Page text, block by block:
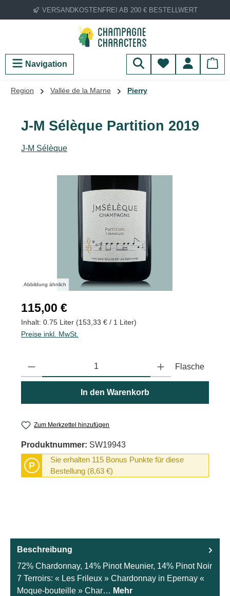
Zum Hauptinhalt springen
VERSANDKOSTENFREI AB 200 € BESTELLWERT
Navigation Du hast 0
Region Vallée de la Marne Pierry
J-M Sélèque Partition 2019
J-M Sélèque
Bildergalerie überspringen
Abbildung ähnlich
Regulärer Preis:
115,00 €
Inhalt: 0.75 Liter (153,33 € / 1 Liter)
Preise inkl. MwSt.
Produkt Anzahl: Gib den gewünschten Wert ein oder benutze
Flasche
In den Warenkorb
Zum Merkzettel hinzufügen
Produktnummer: SW19943
P
Sie erhalten 115 Bonus Punkte für diese
Bestellung (8,63 €)
Beschreibung
72% Chardonnay, 14% Pinot Meunier, 14% Pinot Noir
7 Terroirs: « Les Frileux » Chardonnay in Epernay «
Moque-bouteille » Char… Mehr